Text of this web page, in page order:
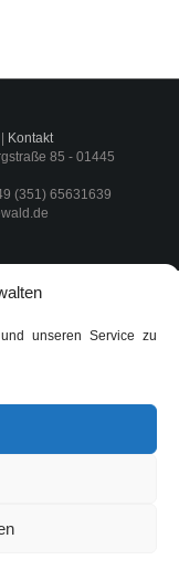
unseren Service zu
| Kontakt
85 - 01445
(351) 65631639